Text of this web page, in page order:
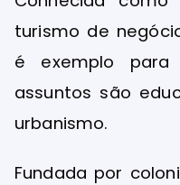
turismo de
é exemplo
assuntos são
urbanismo.
Fundada por